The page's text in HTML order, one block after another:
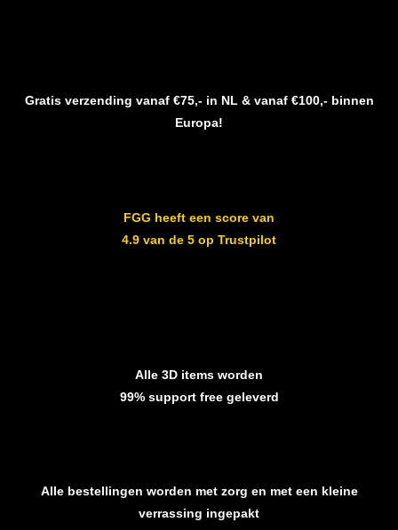
Gratis verzending vanaf €75,- in NL & vanaf €100,- binnen
Europa!
FGG heeft een score van
4.9 van de 5 op Trustpilot
Alle 3D items worden
99% support free geleverd
Alle bestellingen worden met zorg en met een kleine
verrassing ingepakt